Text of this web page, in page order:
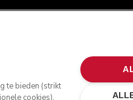
te bieden (strikt
cookies),